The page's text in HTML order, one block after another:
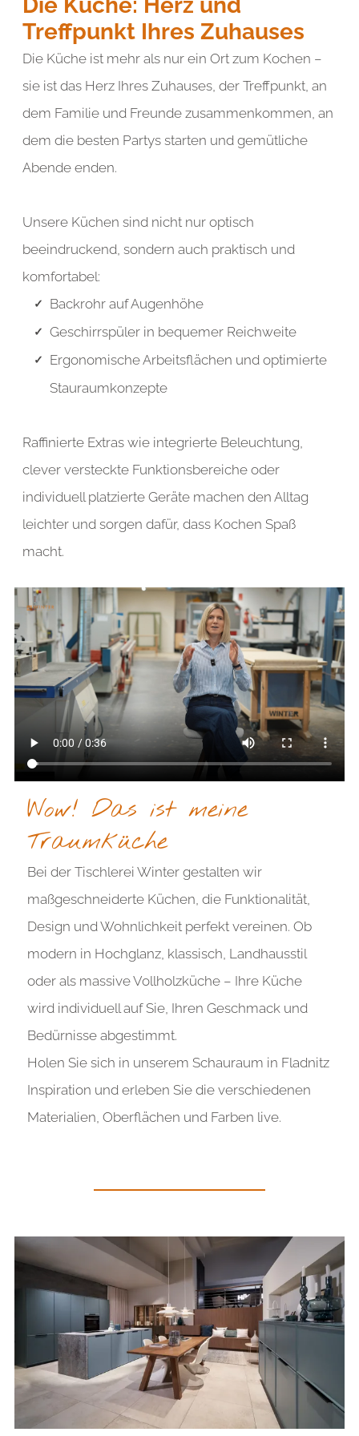
Treffpunkt Ihres Zuhauses
Die Küche ist mehr als nur ein Ort zum Kochen –
sie ist das Herz Ihres Zuhauses, der Treffpunkt, an
dem Familie und Freunde zusammenkommen, an
dem die besten Partys starten und gemütliche
Abende enden.
Unsere Küchen sind nicht nur optisch
beeindruckend, sondern auch praktisch und
komfortabel:
Backrohr auf Augenhöhe
Geschirrspüler in bequemer Reichweite
Ergonomische Arbeitsflächen und optimierte
Stauraumkonzepte
Raffinierte Extras wie integrierte Beleuchtung,
clever versteckte Funktionsbereiche oder
individuell platzierte Geräte machen den Alltag
leichter und sorgen dafür, dass Kochen Spaß
macht.
Wow! Das ist meine
Traumküche
Bei der Tischlerei Winter gestalten wir
maßgeschneiderte Küchen, die Funktionalität,
Design und Wohnlichkeit perfekt vereinen. Ob
modern in Hochglanz, klassisch, Landhausstil
oder als massive Vollholzküche – Ihre Küche
wird individuell auf Sie, Ihren Geschmack und
Bedürnisse abgestimmt.
Holen Sie sich in unserem Schauraum in Fladnitz
Inspiration und erleben Sie die verschiedenen
Materialien, Oberflächen und Farben live.
element you want
Add a link